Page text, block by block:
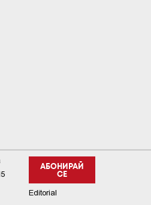
АБОНИРАЙ
СЕ
Editorial